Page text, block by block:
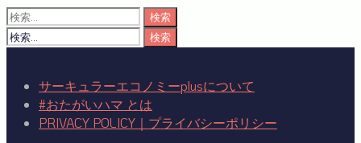
検
索:
検
サーキュラーエコノミーplusについて
#おたがいハマ とは
PRIVACY POLICY｜プライバシーポリシー